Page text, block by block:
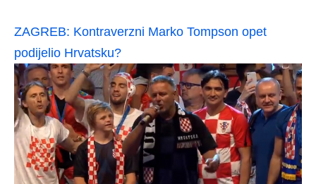
ZAGREB: Kontraverzni Marko Tompson opet
podijelio Hrvatsku?